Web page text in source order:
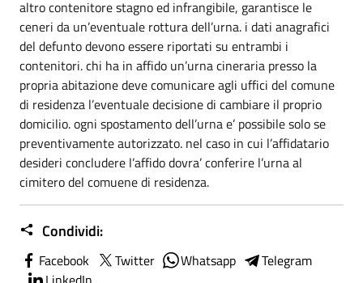
altro contenitore stagno ed infrangibile, garantisce le
ceneri da un’eventuale rottura dell’urna. i dati anagrafici
del defunto devono essere riportati su entrambi i
contenitori. chi ha in affido un’urna cineraria presso la
propria abitazione deve comunicare agli uffici del comune
di residenza l’eventuale decisione di cambiare il proprio
domicilio. ogni spostamento dell’urna e’ possibile solo se
preventivamente autorizzato. nel caso in cui l’affidatario
desideri concludere l’affido dovra’ conferire l’urna al
cimitero del comuene di residenza.
Condividi:
Facebook Twitter Whatsapp
Telegram